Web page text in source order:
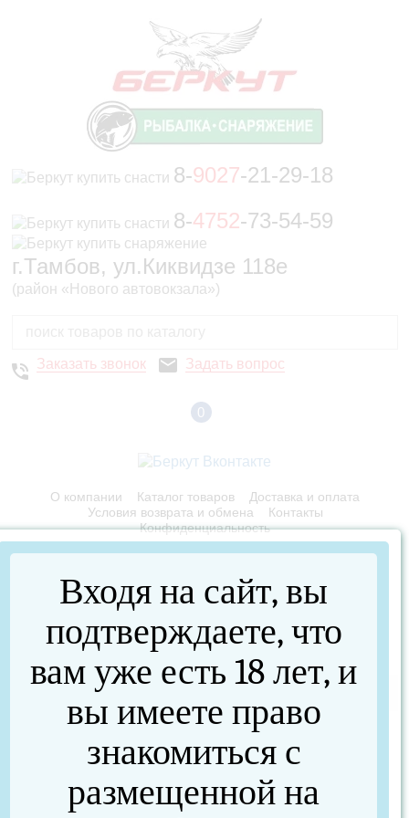
8-9027-21-29-18
8-4752-73-54-59
г.Тамбов, ул.Киквидзе 118е
(район «Нового автовокзала»)
Заказать звонок Задать вопрос
0
О компании Каталог товаров
Доставка и оплата
Условия возврата и обмена
Контакты
Конфиденциальность
Каталог товаров
Главная страница Каталог товаров Оснастка
Грузила
Разборные чебурашки 6 грамм
Разборные чебурашки 6 грамм
Входя на сайт, вы
подтверждаете, что
вам уже есть 18 лет, и
вы имеете право
знакомиться с
размещенной на